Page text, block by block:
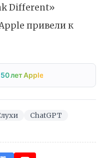
Different»
привели к
лет Apple
ChatGPT